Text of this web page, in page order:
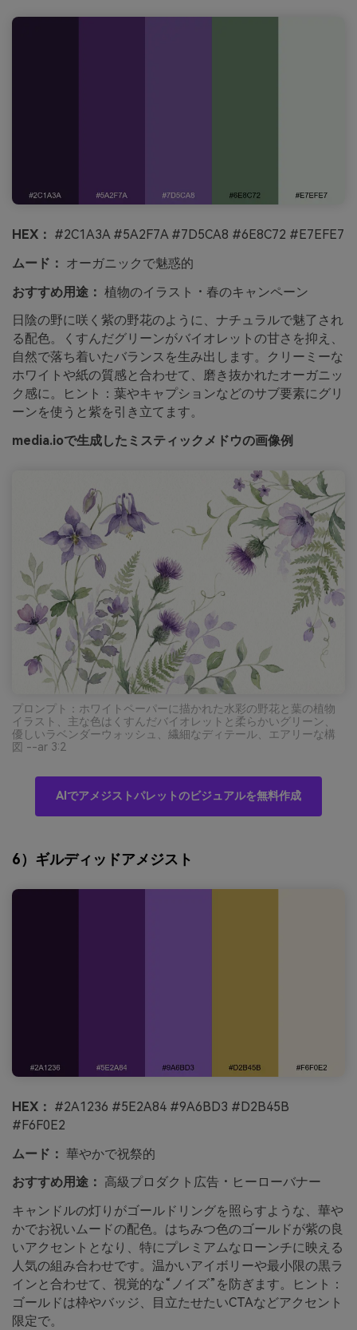
HEX： #2C1A3A #5A2F7A #7D5CA8 #6E8C72 #E7EFE7
ムード： オーガニックで魅惑的
おすすめ用途： 植物のイラスト・春のキャンペーン
日陰の野に咲く紫の野花のように、ナチュラルで魅了され
る配色。くすんだグリーンがバイオレットの甘さを抑え、
自然で落ち着いたバランスを生み出します。クリーミーな
ホワイトや紙の質感と合わせて、磨き抜かれたオーガニッ
ク感に。ヒント：葉やキャプションなどのサブ要素にグリ
ーンを使うと紫を引き立てます。
media.ioで生成したミスティックメドウの画像例
プロンプト：ホワイトペーパーに描かれた水彩の野花と葉の植物
イラスト、主な色はくすんだバイオレットと柔らかいグリーン、
優しいラベンダーウォッシュ、繊細なディテール、エアリーな構
図 --ar 3:2
AIでアメジストパレットのビジュアルを無料作成
6）ギルディッドアメジスト
HEX： #2A1236 #5E2A84 #9A6BD3 #D2B45B
#F6F0E2
ムード： 華やかで祝祭的
おすすめ用途： 高級プロダクト広告・ヒーローバナー
キャンドルの灯りがゴールドリングを照らすような、華や
かでお祝いムードの配色。はちみつ色のゴールドが紫の良
いアクセントとなり、特にプレミアムなローンチに映える
人気の組み合わせです。温かいアイボリーや最小限の黒ラ
インと合わせて、視覚的な“ノイズ”を防ぎます。ヒント：
ゴールドは枠やバッジ、目立たせたいCTAなどアクセント
限定で。